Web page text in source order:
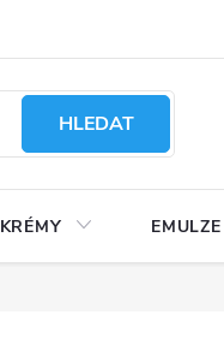
HLEDAT
KRÉMY EMULZE